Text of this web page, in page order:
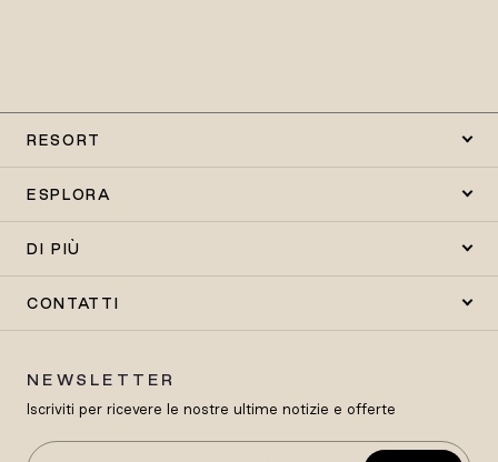
RESORT
ESPLORA
DI PIÙ
CONTATTI
NEWSLETTER
Iscriviti per ricevere le nostre ultime notizie e offerte